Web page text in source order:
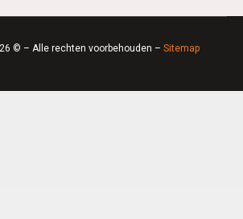
© – Alle rechten voorbehouden – Sitemap